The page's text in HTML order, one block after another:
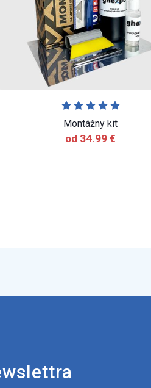
Montážny kit
od 34.99 €